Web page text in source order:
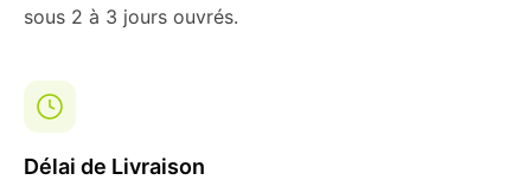
sous 2 à 3 jours ouvrés.
Délai de Livraison